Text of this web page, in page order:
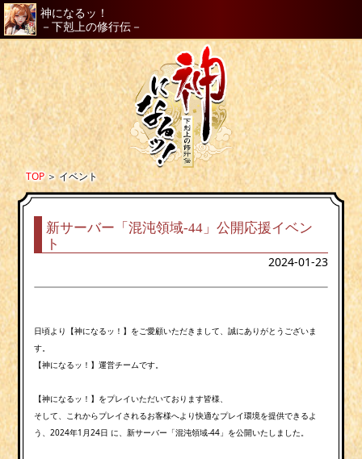
神になるッ！
－下剋上の修行伝－
TOP＞イベント
新サーバー「混沌領域-44」公開応援イベン
ト
2024-01-23
日頃より【神になるッ！】をご愛顧いただきまして、誠にありがとうございま
す。
【神になるッ！】運営チームです。
【神になるッ！】をプレイいただいております皆様、
そして、これからプレイされるお客様へより快適なプレイ環境を提供できるよ
う、2024年1月24日 に、新サーバー「混沌領域-44」を公開いたしました。